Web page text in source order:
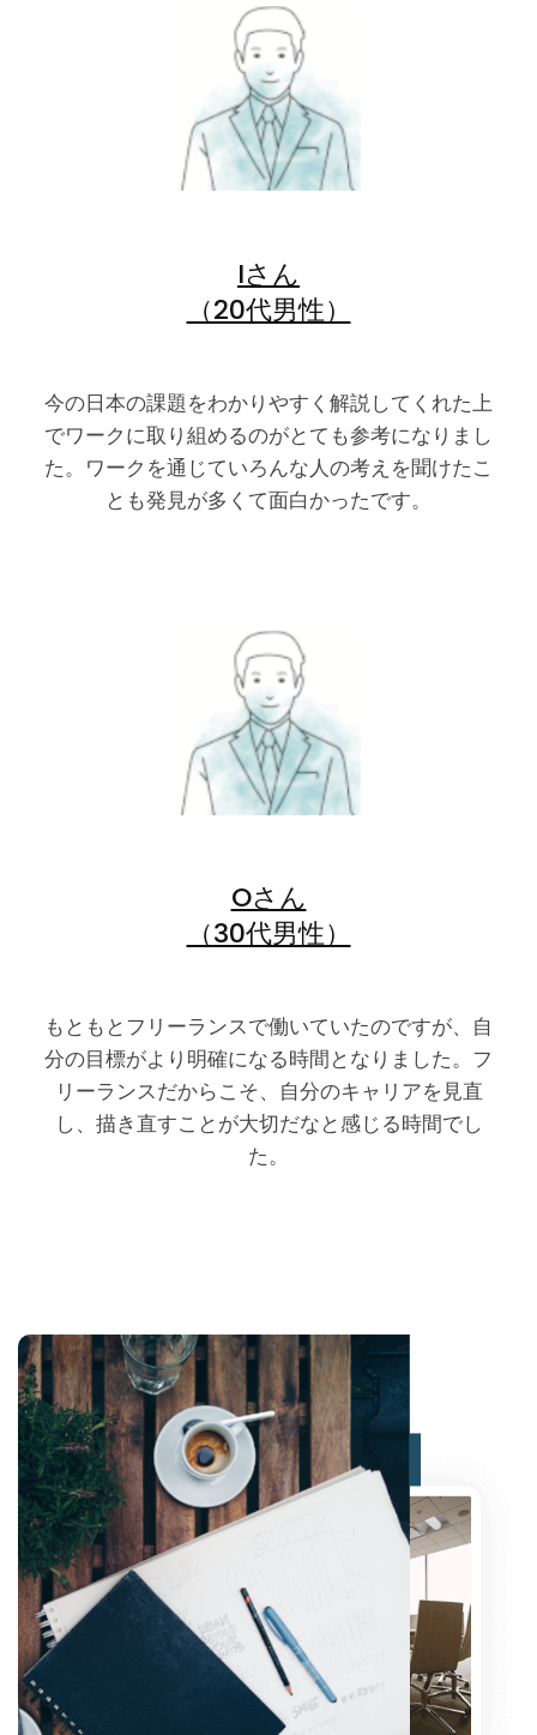
Iさん
（20代男性）
今の日本の課題をわかりやすく解説してくれた上
でワークに取り組めるのがとても参考になりまし
た。ワークを通じていろんな人の考えを聞けたこ
とも発見が多くて面白かったです。
Oさん
（30代男性）
もともとフリーランスで働いていたのですが、自
分の目標がより明確になる時間となりました。フ
リーランスだからこそ、自分のキャリアを見直
し、描き直すことが大切だなと感じる時間でし
た。